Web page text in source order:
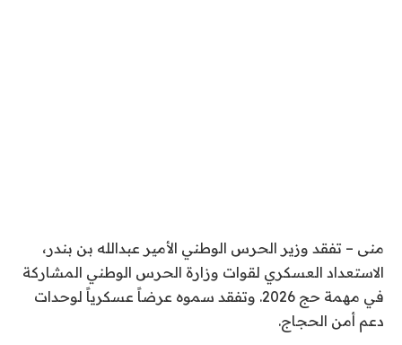
منى – تفقد وزير الحرس الوطني الأمير عبدالله بن بندر،
الاستعداد العسكري لقوات وزارة الحرس الوطني المشاركة
في مهمة حج 2026. وتفقد سموه عرضاً عسكرياً لوحدات
دعم أمن الحجاج.